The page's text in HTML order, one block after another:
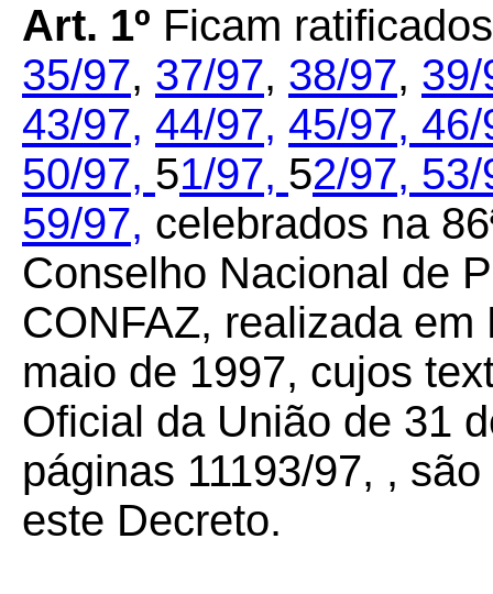
Art. 1º Ficam
35/97, 37/97, 38/97, 39/
43/97, 44/97, 45/97,
50/97, 51/97, 52/97, 53/
59/97, celebrados na
Conselho Nacional de
CONFAZ, realizada
maio de 1997, cujos
Oficial da União de 31
páginas 11193/97, ,
este Decreto.